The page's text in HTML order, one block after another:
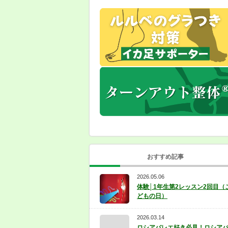
おすすめ記事
2026.05.06
体験│1年生第2レッスン2回目（
どもの日）
2026.03.14